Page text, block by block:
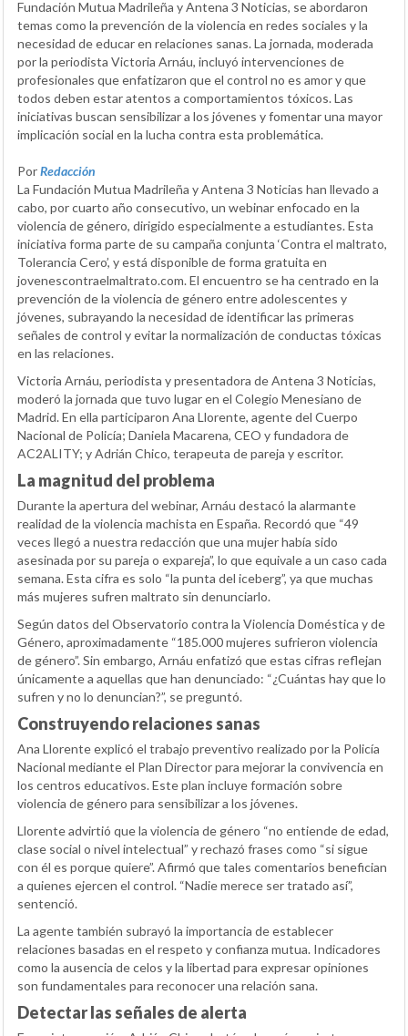
Fundación Mutua Madrileña y Antena 3 Noticias, se abordaron
temas como la prevención de la violencia en redes sociales y la
necesidad de educar en relaciones sanas. La jornada, moderada
por la periodista Victoria Arnáu, incluyó intervenciones de
profesionales que enfatizaron que el control no es amor y que
todos deben estar atentos a comportamientos tóxicos. Las
iniciativas buscan sensibilizar a los jóvenes y fomentar una mayor
implicación social en la lucha contra esta problemática.
PorRedacción
La Fundación Mutua Madrileña y Antena 3 Noticias han llevado a
cabo, por cuarto año consecutivo, un webinar enfocado en la
violencia de género, dirigido especialmente a estudiantes. Esta
iniciativa forma parte de su campaña conjunta ‘Contra el maltrato,
Tolerancia Cero’, y está disponible de forma gratuita en
jovenescontraelmaltrato.com. El encuentro se ha centrado en la
prevención de la violencia de género entre adolescentes y
jóvenes, subrayando la necesidad de identificar las primeras
señales de control y evitar la normalización de conductas tóxicas
en las relaciones.
Victoria Arnáu, periodista y presentadora de Antena 3 Noticias,
moderó la jornada que tuvo lugar en el Colegio Menesiano de
Madrid. En ella participaron Ana Llorente, agente del Cuerpo
Nacional de Policía; Daniela Macarena, CEO y fundadora de
AC2ALITY; y Adrián Chico, terapeuta de pareja y escritor.
La magnitud del problema
Durante la apertura del webinar, Arnáu destacó la alarmante
realidad de la violencia machista en España. Recordó que “49
veces llegó a nuestra redacción que una mujer había sido
asesinada por su pareja o expareja”, lo que equivale a un caso cada
semana. Esta cifra es solo “la punta del iceberg”, ya que muchas
más mujeres sufren maltrato sin denunciarlo.
Según datos del Observatorio contra la Violencia Doméstica y de
Género, aproximadamente “185.000 mujeres sufrieron violencia
de género”. Sin embargo, Arnáu enfatizó que estas cifras reflejan
únicamente a aquellas que han denunciado: “¿Cuántas hay que lo
sufren y no lo denuncian?”, se preguntó.
Construyendo relaciones sanas
Ana Llorente explicó el trabajo preventivo realizado por la Policía
Nacional mediante el Plan Director para mejorar la convivencia en
los centros educativos. Este plan incluye formación sobre
violencia de género para sensibilizar a los jóvenes.
Llorente advirtió que la violencia de género “no entiende de edad,
clase social o nivel intelectual” y rechazó frases como “si sigue
con él es porque quiere”. Afirmó que tales comentarios benefician
a quienes ejercen el control. “Nadie merece ser tratado así”,
sentenció.
La agente también subrayó la importancia de establecer
relaciones basadas en el respeto y confianza mutua. Indicadores
como la ausencia de celos y la libertad para expresar opiniones
son fundamentales para reconocer una relación sana.
Detectar las señales de alerta